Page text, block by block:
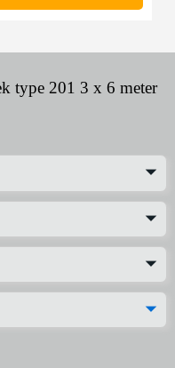
type 201 3 x 6 meter